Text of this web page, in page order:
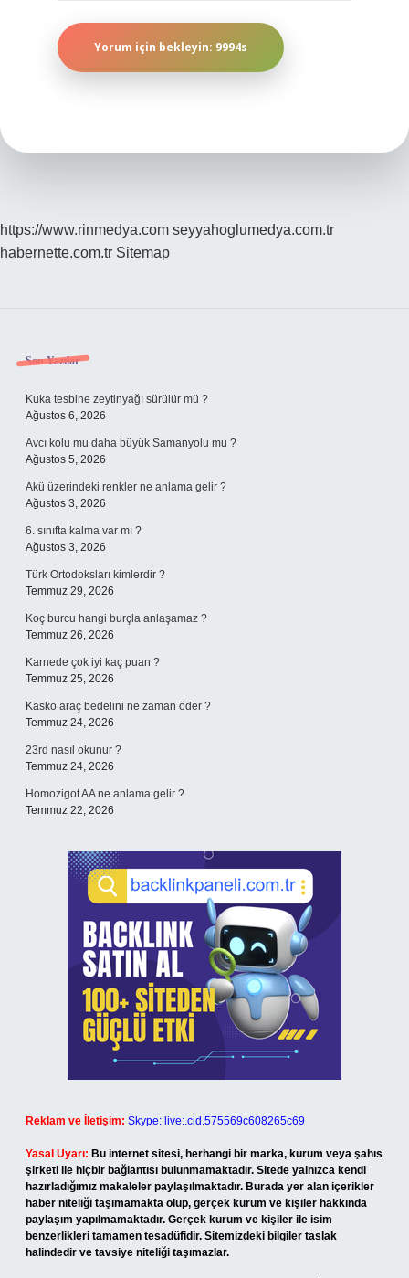
https://www.rinmedya.com seyyahoglumedya.com.tr
habernette.com.tr Sitemap
Sidebar
Son Yazılar
Kuka tesbihe zeytinyağı sürülür mü ?
Ağustos 6, 2026
Avcı kolu mu daha büyük Samanyolu mu ?
Ağustos 5, 2026
Akü üzerindeki renkler ne anlama gelir ?
Ağustos 3, 2026
6. sınıfta kalma var mı ?
Ağustos 3, 2026
Türk Ortodoksları kimlerdir ?
Temmuz 29, 2026
Koç burcu hangi burçla anlaşamaz ?
Temmuz 26, 2026
Karnede çok iyi kaç puan ?
Temmuz 25, 2026
Kasko araç bedelini ne zaman öder ?
Temmuz 24, 2026
23rd nasıl okunur ?
Temmuz 24, 2026
Homozigot AA ne anlama gelir ?
Temmuz 22, 2026
Reklam ve İletişim: Skype: live:.cid.575569c608265c69
Yasal Uyarı: Bu internet sitesi, herhangi bir marka, kurum veya şahıs
şirketi ile hiçbir bağlantısı bulunmamaktadır. Sitede yalnızca kendi
hazırladığımız makaleler paylaşılmaktadır. Burada yer alan içerikler
haber niteliği taşımamakta olup, gerçek kurum ve kişiler hakkında
paylaşım yapılmamaktadır. Gerçek kurum ve kişiler ile isim
benzerlikleri tamamen tesadüfidir. Sitemizdeki bilgiler taslak
halindedir ve tavsiye niteliği taşımazlar.